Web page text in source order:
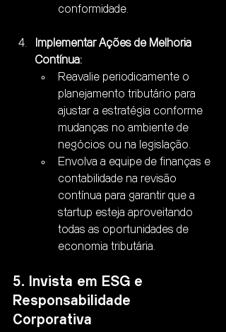
conformidade.
Implementar Ações de Melhoria
Contínua:
Reavalie periodicamente o
planejamento tributário para
ajustar a estratégia conforme
mudanças no ambiente de
negócios ou na legislação.
Envolva a equipe de finanças e
contabilidade na revisão
contínua para garantir que a
startup esteja aproveitando
todas as oportunidades de
economia tributária.
5. Invista em ESG e
Responsabilidade
Corporativa